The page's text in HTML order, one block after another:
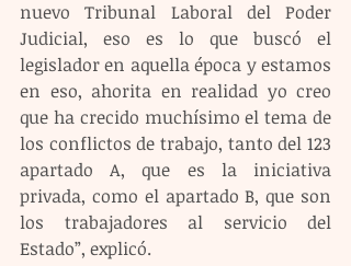
nuevo Tribunal Laboral del Poder
Judicial, eso es lo que buscó el
legislador en aquella época y estamos
en eso, ahorita en realidad yo creo
que ha crecido muchísimo el tema de
los conflictos de trabajo, tanto del 123
apartado A, que es la iniciativa
privada, como el apartado B, que son
los trabajadores al servicio del
Estado”, explicó.